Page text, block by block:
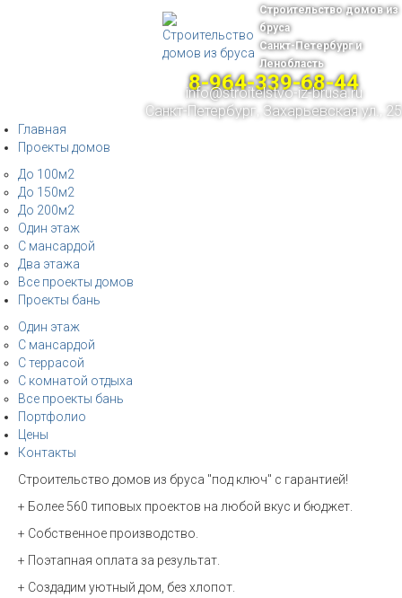
Строительство домов из
бруса
Санкт-Петербург и
Ленобласть
8-964-339-68-44
info@stroitelstvo-iz-brusa.ru
Санкт-Петербург, Захарьевская ул., 25
Главная
Проекты домов
До 100м2
До 150м2
До 200м2
Один этаж
С мансардой
Два этажа
Все проекты домов
Проекты бань
Один этаж
С мансардой
С террасой
С комнатой отдыха
Все проекты бань
Портфолио
Цены
Контакты
Строительство домов из бруса "под ключ" с гарантией!
+ Более 560 типовых проектов на любой вкус и бюджет.
+ Собственное производство.
+ Поэтапная оплата за результат.
+ Создадим уютный дом, без хлопот.